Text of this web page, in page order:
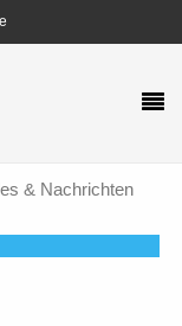
& Nachrichten